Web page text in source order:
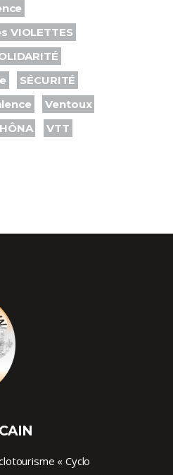
VIOLETTES
SÉCURITÉ
Ventoux
VTT
« Cyclo